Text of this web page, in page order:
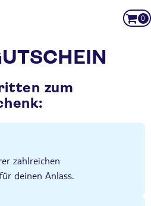
0
zum
zahlreichen
deinen Anlass.